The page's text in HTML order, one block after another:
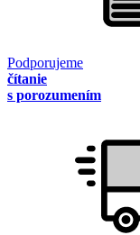
Podporujeme
čítanie
s porozumením